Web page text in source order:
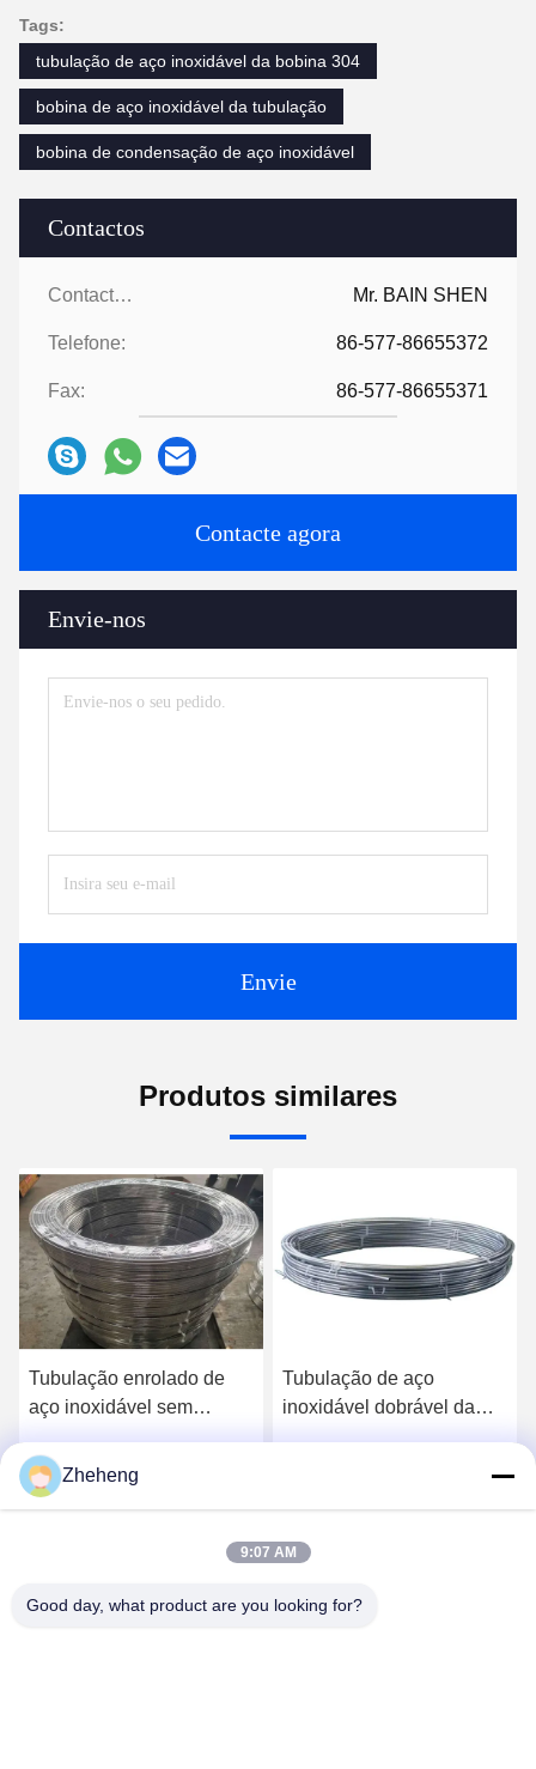
Contactos
Contactos: Mr. BAIN SHEN
Telefone: 86-577-86655372
Fax: 86-577-86655371
Contacte agora
Envie-nos
Envie
Tags:
tubulação de aço inoxidável da bobina 304
bobina de aço inoxidável da tubulação
bobina de condensação de aço inoxidável
Produtos similares
Tubulação enrolado de
aço inoxidável sem
Sch10s
Tubulação de aço
inoxidável dobrável da
Zheheng
9:07 AM
Good day, what product are you looking for?